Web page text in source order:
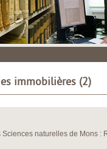
immobilières (2)
naturelles de Mons :